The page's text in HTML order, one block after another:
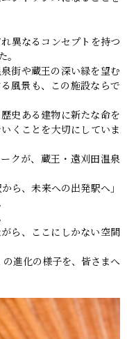
異なるコンセプトを持つ
街や蔵王の深い緑を望む
風景も、この施設ならで
史ある建物に新たな命を
くことを大切にしていま
クが、蔵王・遠刈田温泉
ら、未来への出発駅へ」
ら、ここにしかない空間
の進化の様子を、皆さまへ